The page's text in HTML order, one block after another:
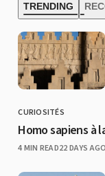
TRENDING
CATEGORY
CURIOSITÉS
Homo sapiens à
4 MIN READPUBLISHED
22 DAYS AGO